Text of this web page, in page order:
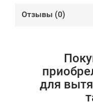
Отзывы (0)
для